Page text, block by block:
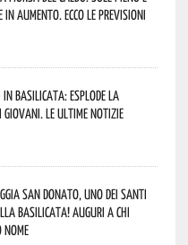
aumento. Ecco le previsioni
Basilicata: esplode la
Le ultime notizie
San Donato, uno dei Santi
Basilicata! Auguri a chi